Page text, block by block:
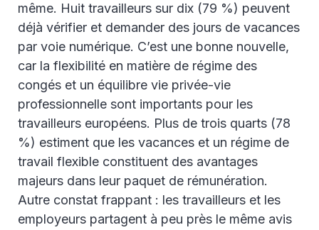
même. Huit travailleurs sur dix (79 %) peuvent
déjà vérifier et demander des jours de vacances
par voie numérique. C’est une bonne nouvelle,
car la flexibilité en matière de régime des
congés et un équilibre vie privée-vie
professionnelle sont importants pour les
travailleurs européens. Plus de trois quarts (78
%) estiment que les vacances et un régime de
travail flexible constituent des avantages
majeurs dans leur paquet de rémunération.
Autre constat frappant : les travailleurs et les
employeurs partagent à peu près le même avis